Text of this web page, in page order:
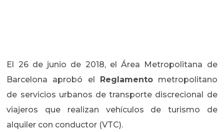
El 26 de junio de 2018, el Área Metropolitana de
Barcelona aprobó el
Reglamentometropolitano
de servicios urbanos de transporte discrecional de
viajeros que realizan vehículos de turismo de
alquiler con conductor (VTC).